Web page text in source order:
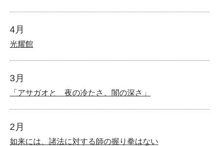
4月
光耀館
3月
「アサガオと 夜の冷たさ、闇の深さ」
2月
如来には、諸法に対する師の握り拳はない